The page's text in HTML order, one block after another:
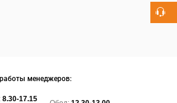
менеджеров:
8.30-17.15